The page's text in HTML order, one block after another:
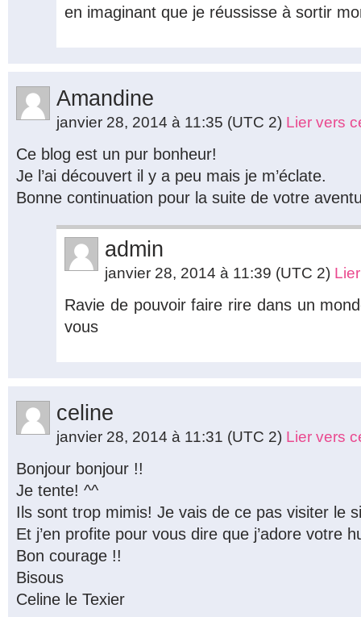
en imaginant que je réussisse à sortir
Amandine
janvier 28, 2014 à 11:35 (UTC 2) Lier vers
Ce blog est un pur bonheur!
Je l’ai découvert il y a peu mais je m’éclate.
Bonne continuation pour la suite de votre
admin
janvier 28, 2014 à 11:39 (UTC 2)
Ravie de pouvoir faire rire dans un
vous
celine
janvier 28, 2014 à 11:31 (UTC 2) Lier vers
Bonjour bonjour !!
Je tente! ^^
Ils sont trop mimis! Je vais de ce pas visiter le
Et j’en profite pour vous dire que j’adore votre
Bon courage !!
Bisous
Celine le Texier